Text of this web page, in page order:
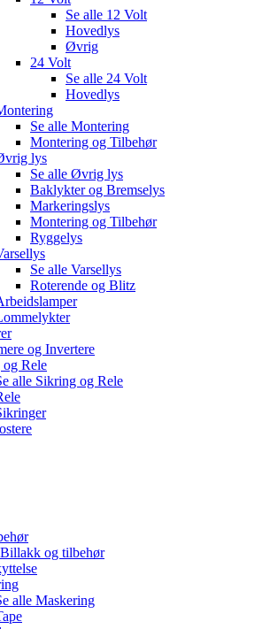
Se alle 12 Volt
Hovedlys
Øvrig
24 Volt
Se alle 24 Volt
Hovedlys
Se alle Montering
Montering og Tilbehør
lys
Se alle Øvrig lys
Baklykter og Bremselys
Markeringslys
Montering og Tilbehør
Ryggelys
Se alle Varsellys
Roterende og Blitz
og Invertere
Rele
alle Sikring og Rele
Billakk og tilbehør
alle Maskering